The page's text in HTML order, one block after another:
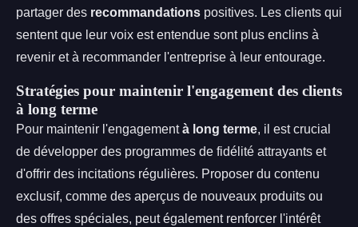
partager des recommandations positives. Les clients qui
sentent que leur voix est entendue sont plus enclins à
revenir et à recommander l'entreprise à leur entourage.
Stratégies pour maintenir l'engagement des clients
à long terme
Pour maintenir l'engagementà long terme, il est crucial
de développer des programmes de fidélité attrayants et
d'offrir des incitations régulières. Proposer du contenu
exclusif, comme des aperçus de nouveaux produits ou
des offres spéciales, peut également renforcer l'intérêt